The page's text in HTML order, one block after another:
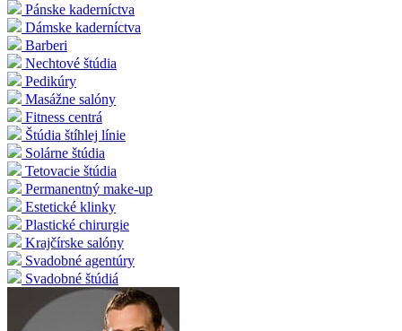
Pánske kaderníctva
Dámske kaderníctva
Barberi
Nechtové štúdia
Pedikúry
Masážne salóny
Fitness centrá
Štúdia štíhlej línie
Solárne štúdia
Tetovacie štúdia
Permanentný make-up
Estetické klinky
Plastické chirurgie
Krajčírske salóny
Svadobné agentúry
Svadobné štúdiá